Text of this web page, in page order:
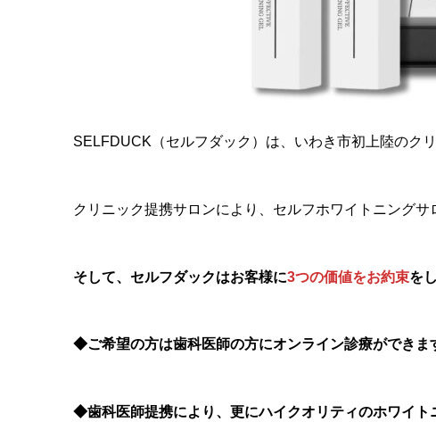
SELFDUCK（セルフダック）は、いわき市初上陸のク
クリニック提携サロンにより、セルフホワイトニング
そして、セルフダックはお客様に3つの価値をお約束を
◆ご希望の方は歯科医師の方にオンライン診療ができま
◆歯科医師提携により、更にハイクオリティのホワイト